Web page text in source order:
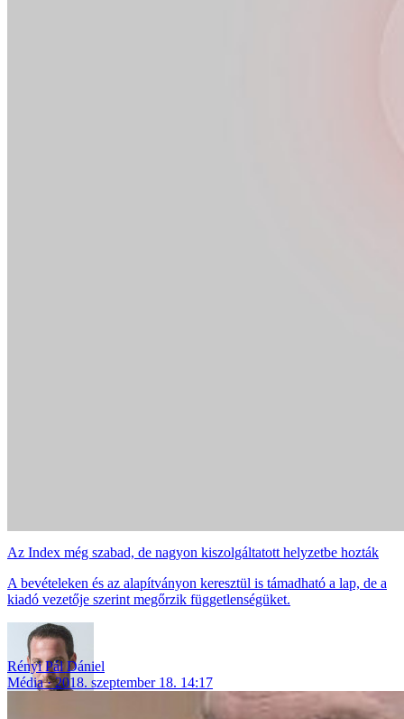
Az Index még szabad, de nagyon kiszolgáltatott helyzetbe hozták
A bevételeken és az alapítványon keresztül is támadható a lap, de a
kiadó vezetője szerint megőrzik függetlenségüket.
Rényi Pál Dániel
Média
2018. szeptember 18. 14:17